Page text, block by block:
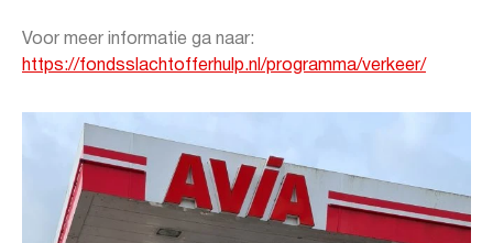
Voor meer informatie ga naar:
https://fondsslachtofferhulp.nl/programma/verkeer/